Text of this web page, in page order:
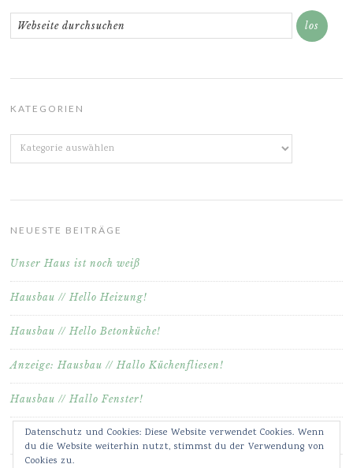
KATEGORIEN
Kategorien
NEUESTE BEITRÄGE
Unser Haus ist noch weiß
Hausbau // Hello Heizung!
Hausbau // Hello Betonküche!
Anzeige: Hausbau // Hallo Küchenfliesen!
Hausbau // Hallo Fenster!
Datenschutz und Cookies: Diese Website verwendet Cookies. Wenn
du die Website weiterhin nutzt, stimmst du der Verwendung von
Cookies zu.